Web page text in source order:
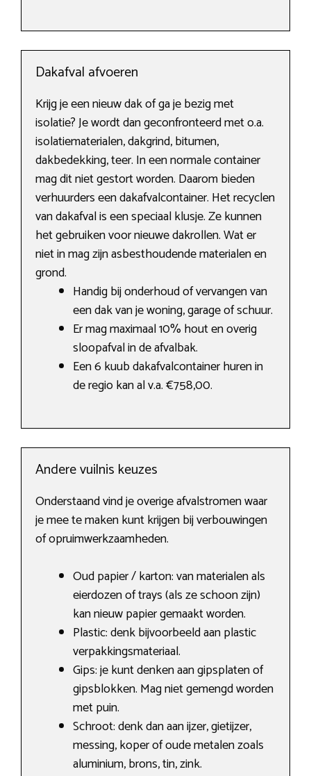
Dakafval afvoeren
Krijg je een nieuw dak of ga je bezig met
isolatie? Je wordt dan geconfronteerd met o.a.
isolatiematerialen, dakgrind, bitumen,
dakbedekking, teer. In een normale container
mag dit niet gestort worden. Daarom bieden
verhuurders een dakafvalcontainer. Het recyclen
van dakafval is een speciaal klusje. Ze kunnen
het gebruiken voor nieuwe dakrollen. Wat er
niet in mag zijn asbesthoudende materialen en
grond.
Handig bij onderhoud of vervangen van
een dak van je woning, garage of schuur.
Er mag maximaal 10% hout en overig
sloopafval in de afvalbak.
Een 6 kuub dakafvalcontainer huren in
de regio kan al v.a. €758,00.
Andere vuilnis keuzes
Onderstaand vind je overige afvalstromen waar
je mee te maken kunt krijgen bij verbouwingen
of opruimwerkzaamheden.
Oud papier / karton: van materialen als
eierdozen of trays (als ze schoon zijn)
kan nieuw papier gemaakt worden.
Plastic: denk bijvoorbeeld aan plastic
verpakkingsmateriaal.
Gips: je kunt denken aan gipsplaten of
gipsblokken. Mag niet gemengd worden
met puin.
Schroot: denk dan aan ijzer, gietijzer,
messing, koper of oude metalen zoals
aluminium, brons, tin, zink.